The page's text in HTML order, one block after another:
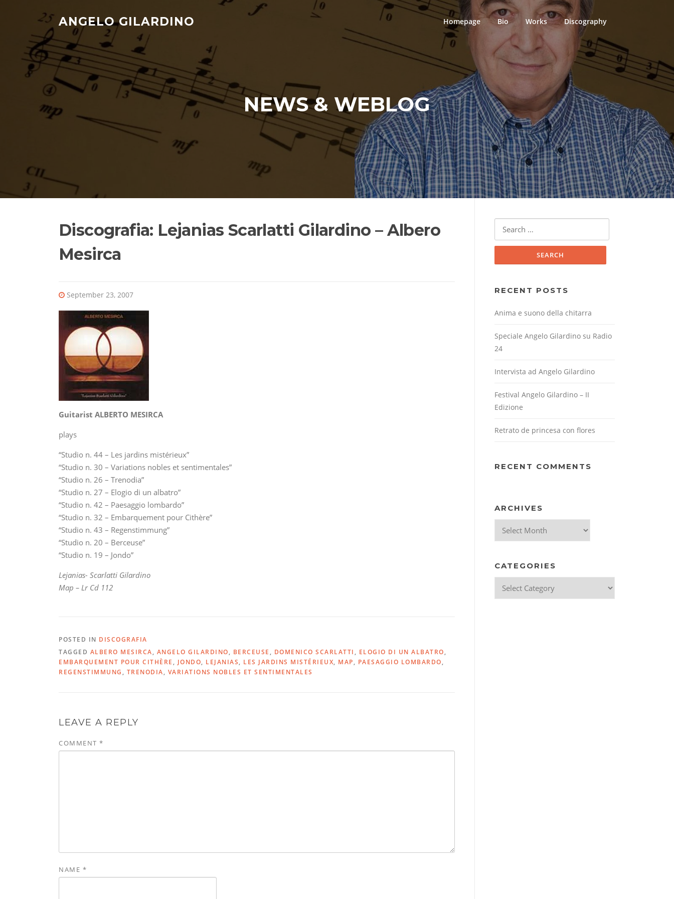
ANGELO GILARDINO Homepage Bio Works Discography
NEWS & WEBLOG
Discografia: Lejanias Scarlatti Gilardino – Albero
Mesirca
September 23, 2007
Guitarist ALBERTO MESIRCA
plays
“Studio n. 44 – Les jardins mistérieux”
“Studio n. 30 – Variations nobles et sentimentales”
“Studio n. 26 – Trenodia”
“Studio n. 27 – Elogio di un albatro”
“Studio n. 42 – Paesaggio lombardo”
“Studio n. 32 – Embarquement pour Cithère”
“Studio n. 43 – Regenstimmung”
“Studio n. 20 – Berceuse”
“Studio n. 19 – Jondo”
Lejanias- Scarlatti Gilardino
Map – Lr Cd 112
POSTED IN DISCOGRAFIA
TAGGED ALBERO MESIRCA, ANGELO GILARDINO, BERCEUSE , DOMENICO SCARLATTI , ELOGIO DI UN ALBATRO,
EMBARQUEMENT POUR CITHÈRE , JONDO, LEJANIAS, LES JARDINS MISTÉRIEUX, MAP, PAESAGGIO LOMBARDO,
REGENSTIMMUNG , TRENODIA, VARIATIONS NOBLES ET SENTIMENTALES
LEAVE A REPLY
COMMENT *
NAME *
RECENT POSTS
Anima e suono della chitarra
Speciale Angelo Gilardino su Radio
24
Intervista ad Angelo Gilardino
Festival Angelo Gilardino – II
Edizione
Retrato de princesa con flores
RECENT COMMENTS
ARCHIVES
Archives
CATEGORIES
Categories